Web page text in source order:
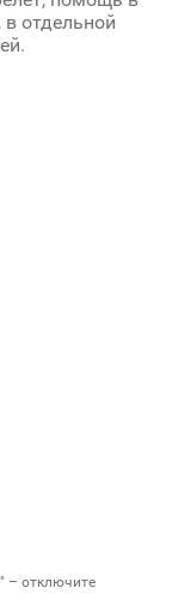
отдельной
– отключите